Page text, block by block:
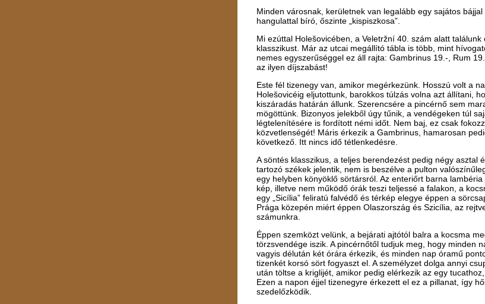
Minden városnak, kerületnek van legalább egy sajátos bájjal
hangulattal bíró, őszinte „kispiszkosa”.
Mi ezúttal Holešovicében, a Veletržní 40. szám alatt találunk
klasszikust. Már az utcai megállító tábla is több, mint
nemes egyszerűséggel ez áll rajta: Gambrinus 19.-, Rum
az ilyen díjszabást!
Este fél tizenegy van, amikor megérkezünk. Hosszú volt a
Holešovicéig eljutottunk, barokkos túlzás volna azt állítani,
kiszáradás határán állunk. Szerencsére a pincérnő sem
mögöttünk. Bizonyos jelekből úgy tűnik, a vendégeken túl
légtelenítésére is fordított némi időt. Nem baj, ez csak
közvetlenségét! Máris érkezik a Gambrinus, hamarosan
következő. Itt nincs idő tétlenkedésre.
A söntés klasszikus, a teljes berendezést pedig négy asztal
tartozó székek jelentik, nem is beszélve a pulton
egy helyben könyöklő sörtársról. Az enteriőrt barna lambéria
kép, illetve nem működő órák teszi teljessé a falakon, a
egy „Sicília” feliratú falvédő és térkép elegye éppen a
Prága közepén miért éppen Olaszország és Szicília, az
számunkra.
Éppen szemközt velünk, a bejárati ajtótól balra a kocsma
törzsvendége iszik. A pincérnőtől tudjuk meg, hogy minden
vagyis délután két órára érkezik, és minden nap óramű
tizenkét korsó sört fogyaszt el. A személyzet dolga annyi
után töltse a kriglijét, amikor pedig elérkezik az egy tucathoz,
Ezen a napon éjjel tizenegyre érkezett el ez a pillanat, így
szedelőzködik.